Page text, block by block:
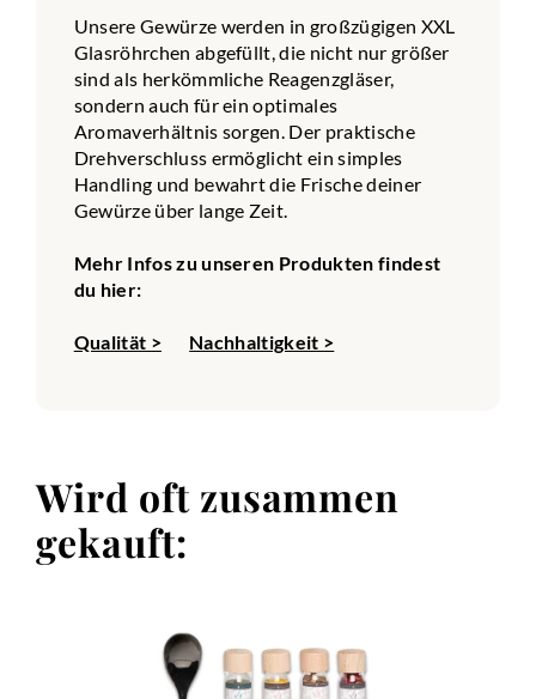
Unsere Gewürze werden in großzügigen XXL
Glasröhrchen abgefüllt, die nicht nur größer
sind als herkömmliche Reagenzgläser,
sondern auch für ein optimales
Aromaverhältnis sorgen. Der praktische
Drehverschluss ermöglicht ein simples
Handling und bewahrt die Frische deiner
Gewürze über lange Zeit.
Mehr Infos zu unseren Produkten findest
du hier:
Qualität > Nachhaltigkeit >
Wird oft zusammen
gekauft: